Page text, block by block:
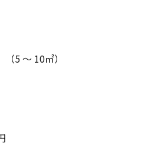
（5～ 10㎡）